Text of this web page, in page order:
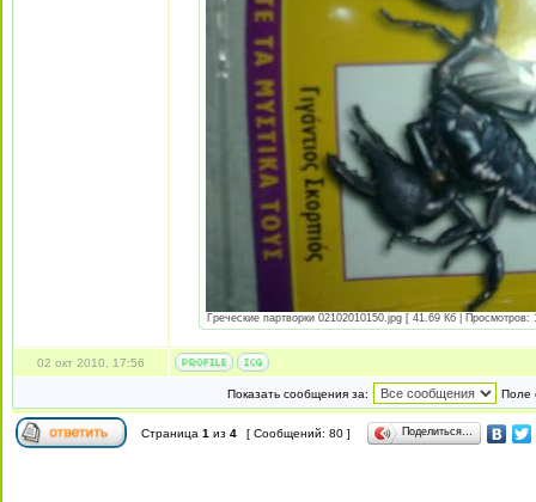
Греческие партворки 02102010150.jpg [ 41.69 Кб | Просмотров:
02 окт 2010, 17:56
Показать сообщения за: Поле
Страница 1 из 4 [ Сообщений: 80 ] Поделиться…